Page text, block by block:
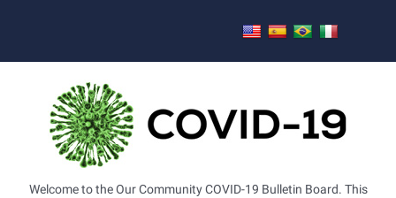
Welcome to the Our Community COVID-19 Bulletin Board. This